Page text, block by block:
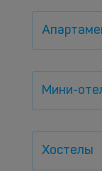
Мини-
Хостелы